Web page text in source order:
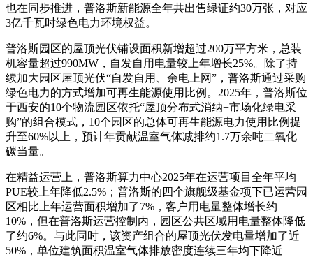
也在同步推进，普洛斯新能源全年共出售绿证约30万张，对应
3亿千瓦时绿色电力环境权益。
普洛斯园区的屋顶光伏铺设面积新增超过200万平方米，总装
机容量超过990MW，自发自用电量较上年增长25%。除了持
续加大园区屋顶光伏“自发自用、余电上网”，普洛斯通过采购
绿色电力的方式增加可再生能源使用比例。2025年，普洛斯位
于西安的10个物流园区依托“屋顶分布式消纳+市场化绿电采
购”的组合模式，10个园区的总体可再生能源电力使用比例提
升至60%以上，预计年贡献温室气体减排约1.7万余吨二氧化
碳当量。
在精益运营上，普洛斯算力中心2025年在运营项目全年平均
PUE较上年降低2.5%；普洛斯的四个旗舰级基金项下已运营园
区相比上年运营面积增加了7%，客户用电量整体增长约
10%，但在普洛斯运营控制内，园区公共区域用电量整体降低
了约6%。与此同时，该资产组合的屋顶光伏发电量增加了近
50%，单位建筑面积温室气体排放密度连续三年均下降近